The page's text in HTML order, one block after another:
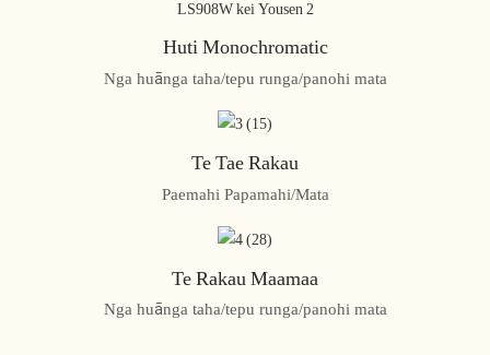
Huti Monochromatic
Nga huānga taha/tepu runga/panohi mata
Te Tae Rakau
Paemahi Papamahi/Mata
Te Rakau Maamaa
Nga huānga taha/tepu runga/panohi mata